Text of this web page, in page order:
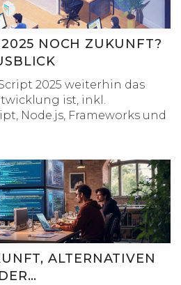
NOCH ZUKUNFT?
2025 weiterhin das
ist, inkl.
Node.js, Frameworks und
ALTERNATIVEN